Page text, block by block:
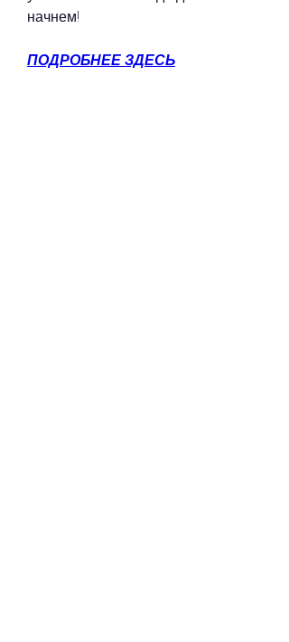
начнем!
ПОДРОБНЕЕ ЗДЕСЬ